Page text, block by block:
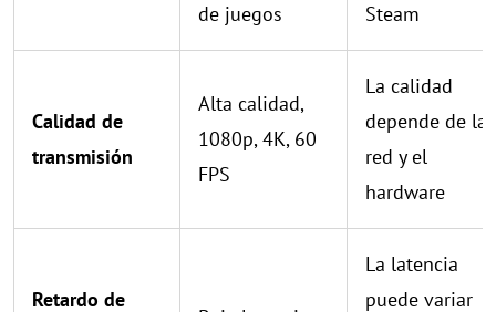
de juegos
Steam
Calidad de
transmisión
Alta calidad,
1080p, 4K, 60
FPS
La calidad
depende de la
red y el
hardware
Retardo de
La latencia
puede variar